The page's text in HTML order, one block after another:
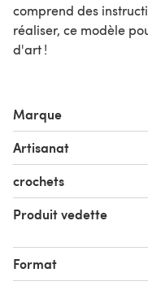
comprend des
réaliser, ce modèle
d'art !
Marque
Artisanat
crochets
Produit vedette
Format